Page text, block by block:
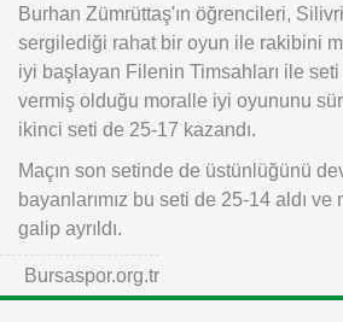
Burhan Zümrüttaş'ın öğrencileri,
sergilediği rahat bir oyun ile rakibini
iyi başlayan Filenin Timsahları ile seti
vermiş olduğu moralle iyi oyununu
ikinci seti de 25-17 kazandı.
Maçın son setinde de üstünlüğünü
bayanlarımız bu seti de 25-14 aldı
galip ayrıldı.
Bursaspor.org.tr